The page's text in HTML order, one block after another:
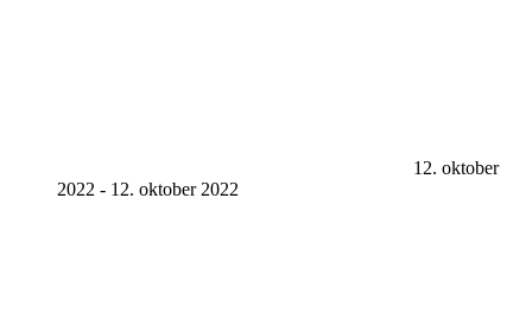
12. oktober
2022 - 12. oktober 2022